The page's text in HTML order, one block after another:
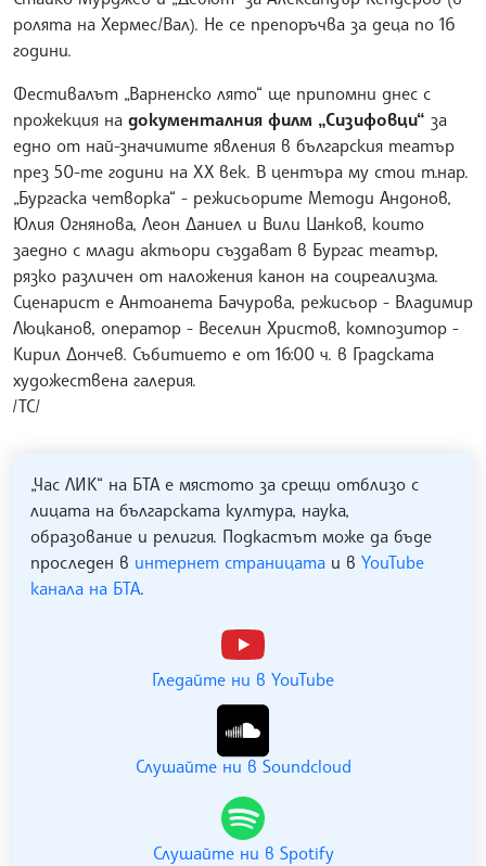
ролята на Хермес/Вал). Не се препоръчва за деца по 16
години.
Фестивалът „Варненско лято“ ще припомни днес с
прожекция на документалния филм „Сизифовци“ за
едно от най-значимите явления в българския театър
през 50-те години на ХХ век. В центъра му стои т.нар.
„Бургаска четворка“ - режисьорите Методи Андонов,
Юлия Огнянова, Леон Даниел и Вили Цанков, които
заедно с млади актьори създават в Бургас театър,
рязко различен от наложения канон на соцреализма.
Сценарист е Антоанета Бачурова, режисьор - Владимир
Люцканов, оператор - Веселин Христов, композитор -
Кирил Дончев. Събитието е от 16:00 ч. в Градската
художествена галерия.
/ТС/
„Час ЛИК“ на БТА е мястото за срещи отблизо с
лицата на българската култура, наука,
образование и религия. Подкастът може да бъде
проследен в интернет страницата и в YouTube
канала на БТА.
Гледайте ни в YouTube
Слушайте ни в Soundcloud
Слушайте ни в Spotify